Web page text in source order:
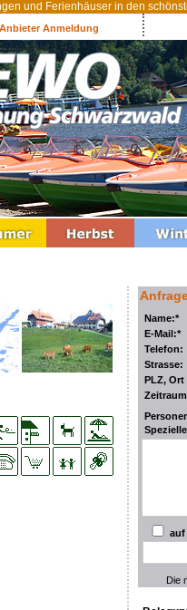
und Ferienhäuser in den
Anbieter Anmeldung
Name:*
E-Mail:*
Telefon:
Strasse:
PLZ, Ort
auf
Die